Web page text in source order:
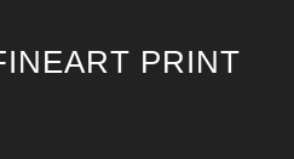
PRINT